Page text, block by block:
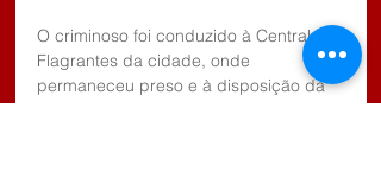
O criminoso foi conduzido à Central de
Flagrantes da cidade, onde
permaneceu preso e à disposição da